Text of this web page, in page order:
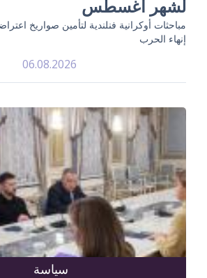
لشهر أغسطس
مباحثات أوكرانية فنلندية لتأمين صواريخ
إنهاء الحرب
06.08.2026
سياسة